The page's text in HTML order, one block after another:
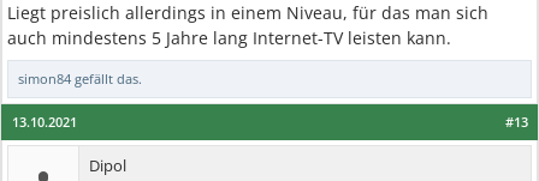
Liegt preislich allerdings in einem Niveau, für das man sich
auch mindestens 5 Jahre lang Internet-TV leisten kann.
simon84 gefällt das.
#13
13.10.2021
Dipol